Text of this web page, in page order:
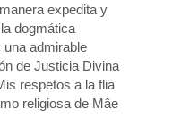
expedita y
dogmática
una admirable
de Justicia Divina
respetos a la flia
religiosa de Mâe